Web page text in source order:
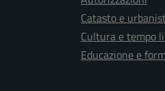
Catasto e
Cultura e tempo
Educazione e